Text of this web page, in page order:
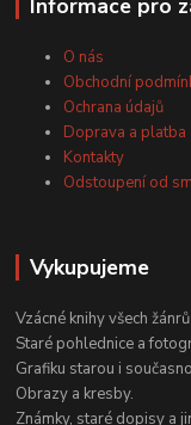
Informace pro
O nás
Obchodní
Ochrana údajů
Doprava a platba
Kontakty
Odstoupení od
Vykupujeme
Vzácné knihy všech
Staré pohlednice a
Grafiku starou i
Obrazy a kresby.
Známky, staré dopisy a